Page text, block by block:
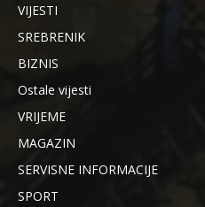
VIJESTI
SREBRENIK
BIZNIS
Ostale vijesti
VRIJEME
MAGAZIN
SERVISNE INFORMACIJE
SPORT